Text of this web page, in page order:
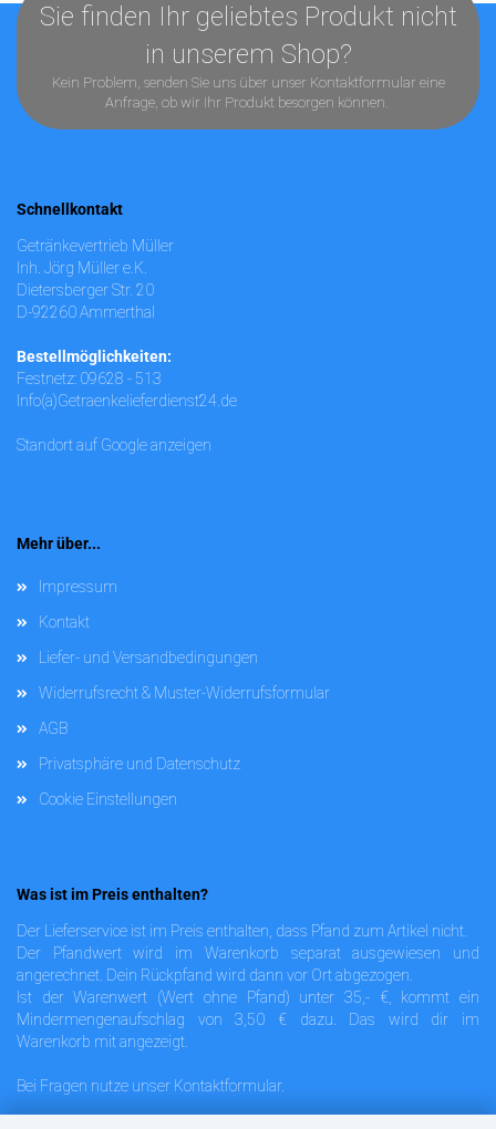
Sie finden Ihr geliebtes Produkt nicht
in unserem Shop?
Kein Problem, senden Sie uns über unser Kontaktformular eine
Anfrage, ob wir Ihr Produkt besorgen können.
Schnellkontakt
Getränkevertrieb Müller
Inh. Jörg Müller e.K.
Dietersberger Str. 20
D-92260 Ammerthal
Bestellmöglichkeiten:
Festnetz: 09628 - 513
Info(a)Getraenkelieferdienst24.de
Standort auf Google anzeigen
Mehr über...
Impressum
Kontakt
Liefer- und Versandbedingungen
Widerrufsrecht & Muster-Widerrufsformular
AGB
Privatsphäre und Datenschutz
Cookie Einstellungen
Was ist im Preis enthalten?
Der Lieferservice ist im Preis enthalten, dass Pfand zum Artikel nicht.
Der Pfandwert wird im Warenkorb separat ausgewiesen und
angerechnet. Dein Rückpfand wird dann vor Ort abgezogen.
Ist der Warenwert (Wert ohne Pfand) unter 35,- €, kommt ein
Mindermengenaufschlag von 3,50 € dazu. Das wird dir im
Warenkorb mit angezeigt.
Bei Fragen nutze unser Kontaktformular.